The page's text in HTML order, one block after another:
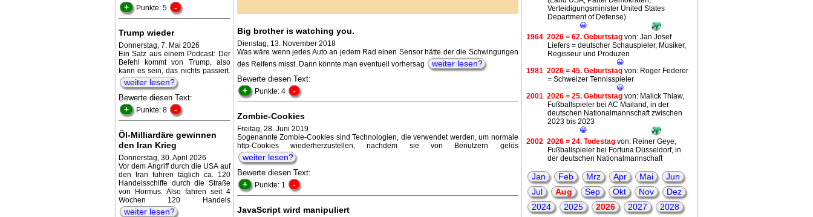
+ Punkte: 5 -
Trump wieder
Donnerstag, 7. Mai 2026
Ein Satz aus einem Podcast: Der
Befehl kommt von Trump, also
kann es sein, das nichts passiert.
weiter lesen?
Bewerte diesen Text:
+ Punkte: 8 -
Öl-Milliardäre gewinnen
den Iran Krieg
Donnerstag, 30. April 2026
Vor dem Angriff durch die USA auf
den Iran fuhren täglich ca. 120
Handelsschiffe durch die Straße
von Hormus. Also fahren seit 4
Wochen 120 Handels
weiter lesen?
Big brother is watching you.
Dienstag, 13. November 2018
Was wäre wenn jedes Auto an jedem Rad einen Sensor hätte der die Schwingungen
des Reifens misst. Dann könnte man eventuell vorhersag
weiter lesen?
Bewerte diesen Text:
+ Punkte: 4 -
Zombie-Cookies
Freitag, 28. Juni 2019
Sogenannte Zombie-Cookies sind Technologien, die verwendet werden, um normale
http-Cookies wiederherzustellen, nachdem sie von Benutzern gelös
weiter lesen?
Bewerte diesen Text:
+ Punkte: 1 -
JavaScript wird manipuliert
Verteidigungsminister United States
Department of Defense)
😀
1964 2026 = 62. Geburtstagvon: Jan Josef
Liefers = deutscher Schauspieler, Musiker,
Regisseur und Produzen
😀
1981 2026 = 45. Geburtstagvon: Roger Federer
= Schweizer Tennisspieler
😀
2001 2026 = 25. Geburtstagvon: Malick Thiaw,
Fußballspieler bei AC Mailand, in der
deutschen Nationalmannschaft zwischen
2023 bis 2023
😀
2002 2026 = 24. Todestagvon: Reiner Geye,
Fußballspieler bei Fortuna Düsseldorf, in
der deutschen Nationalmannschaft
😀
😟
2022 2026 = 4. Todestagvon: Olivia Newton-John
= britisch-australische Sängerin,
Songwriterin, Schauspielerin
😀
😟
Jan Feb Mrz Apr Mai
Jun
Jul
Aug Sep Okt Nov
Dez
2024
2025 2026 2027 2028